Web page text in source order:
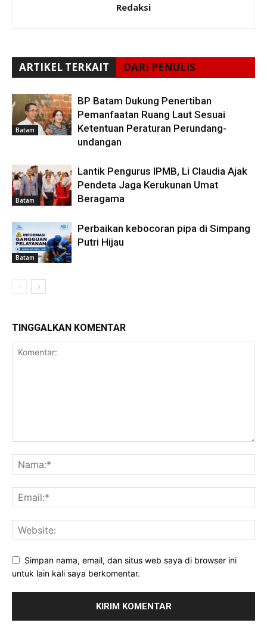
Redaksi
ARTIKEL TERKAIT DARI PENULIS
Batam
BP Batam Dukung Penertiban
Pemanfaatan Ruang Laut Sesuai
Ketentuan Peraturan Perundang-
undangan
Batam
Lantik Pengurus IPMB, Li Claudia Ajak
Pendeta Jaga Kerukunan Umat
Beragama
Batam
Perbaikan kebocoran pipa di Simpang
Putri Hijau
TINGGALKAN KOMENTAR
Simpan nama, email, dan situs web saya di browser ini
untuk lain kali saya berkomentar.